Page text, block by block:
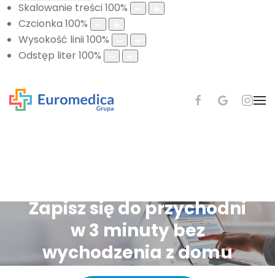
Skalowanie treści 100%
Czcionka 100%
Wysokość linii 100%
Odstęp liter100%
Zapisz się do przychodni
w 3 minuty bez
wychodzenia z domu